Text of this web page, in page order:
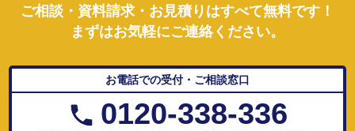
ご相談・資料請求・お見積りはすべて無料です！
まずはお気軽にご連絡ください。
お電話での受付・ご相談窓口
0120-338-336